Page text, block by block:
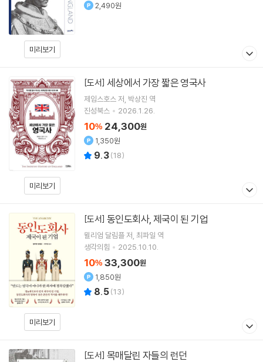
미리보기
2,490원
미리보기
[도서] 세상에서 가장 짧은 영국사
제임스호스 저 박상진 역
진성북스
2026.1.26.
10% 24,300원
1,350원
9.3(18)
미리보기
[도서] 동인도회사, 제국이 된 기업
윌리엄 달림플저 최파일 역
생각의힘
2025.10.10.
10% 33,300원
1,850원
8.5(13)
[도서] 목매달린 자들의 런던